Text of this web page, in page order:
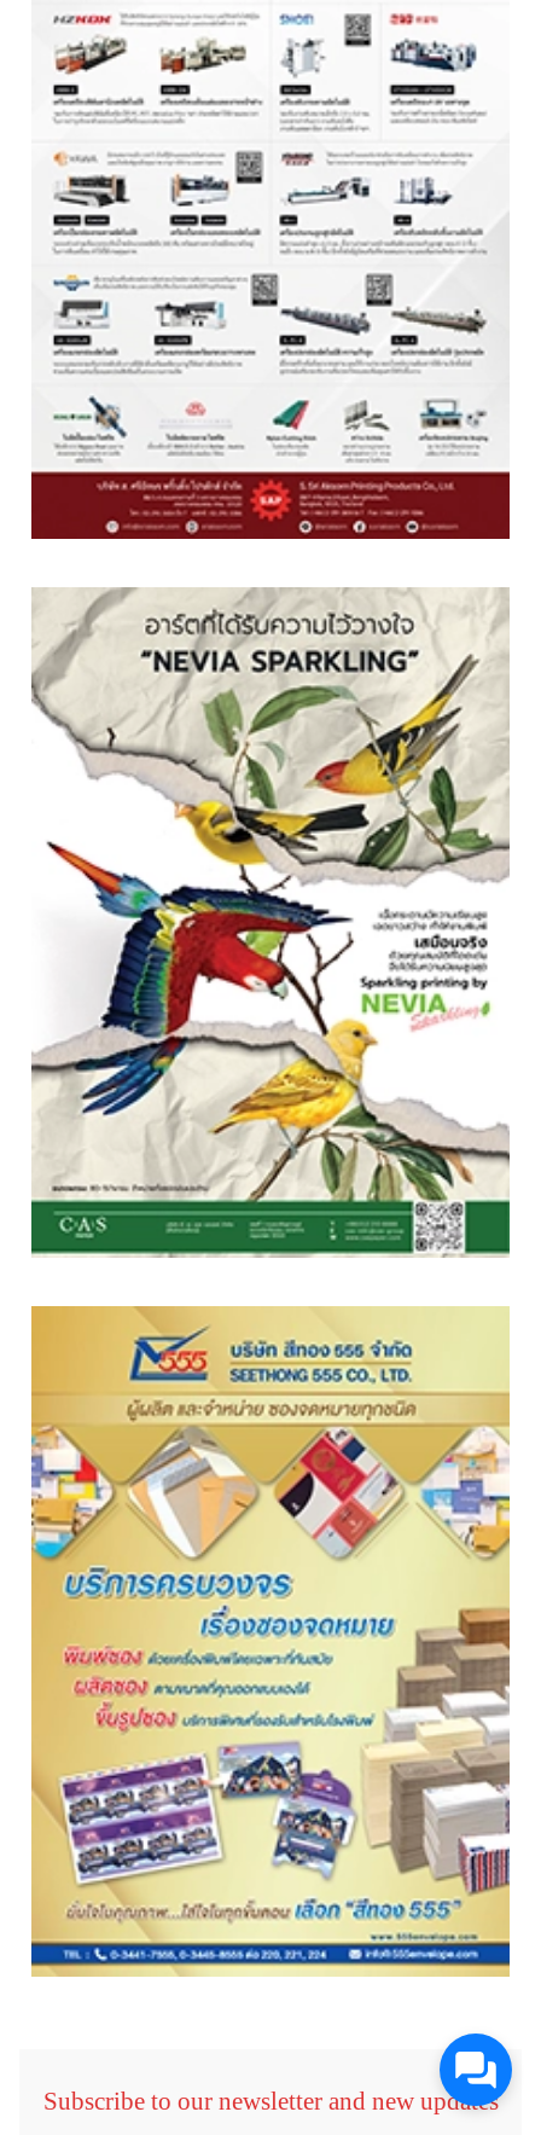
Subscribe to our newsletter and new updates